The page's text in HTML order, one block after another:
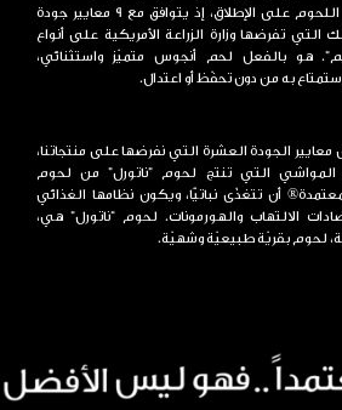
أفضل أنواع اللحوم على الإطلاق، إذ يتوافق مع 9 معايير جودة
تفرضها وزارة الزراعة الأمريكية على أنواع
هو بالفعل لحم أنجوس متميّز واستثنائي،
به من دون تحفّظ أو اعتدال.
الجودة العشرة التي نفرضها على منتجاتنا،
التي تنتج لحوم "ناتورل" من لحوم
أن تتغذّى نباتيًّا، ويكون نظامها الغذائي
الالتهاب والهورمونات. لحوم "ناتورل" هي،
بقريّة طبيعيّة وشهيّة.